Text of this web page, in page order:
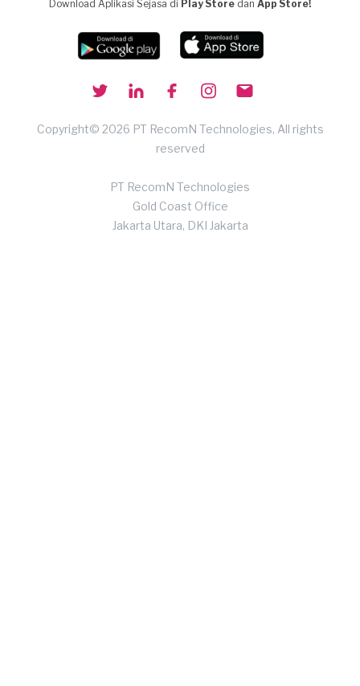
Download Aplikasi Sejasa di Play Store dan App Store!
Copyright© 2026 PT RecomN Technologies, All rights
reserved
PT RecomN Technologies
Gold Coast Office
Jakarta Utara, DKI Jakarta